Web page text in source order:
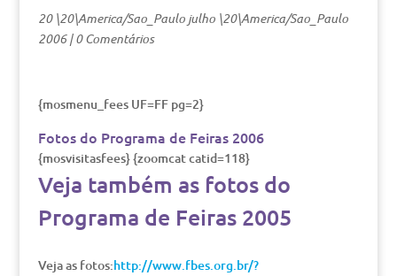
20 \20\America/Sao_Paulo julho \20\America/Sao_Paulo
2006|0 Comentários
{mosmenu_fees UF=FF pg=2}
Fotos do Programa de Feiras 2006
{mosvisitasfees} {zoomcat catid=118}
Veja também as fotos do
Programa de Feiras 2005
Veja as fotos:http://www.fbes.org.br/?